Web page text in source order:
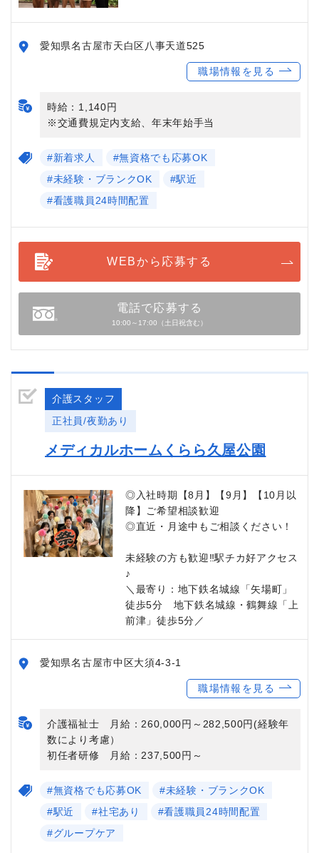
愛知県名古屋市天白区八事天道525
職場情報を見る
時給：1,140円
※交通費規定内支給、年末年始手当
#新着求人
#無資格でも応募OK
#未経験・ブランクOK
#駅近
#看護職員24時間配置
WEBから応募する
電話で応募する
10:00～17:00（土日祝含む）
介護スタッフ
正社員/夜勤あり
メディカルホームくらら久屋公園
◎入社時期【8月】【9月】【10月以
降】ご希望相談歓迎
◎直近・月途中もご相談ください！
未経験の方も歓迎‼駅チカ好アクセス
♪
＼最寄り：地下鉄名城線「矢場町」
徒歩5分 地下鉄名城線・鶴舞線「上
前津」徒歩5分／
愛知県名古屋市中区大須4-3-1
職場情報を見る
介護福祉士 月給：260,000円～282,500円(経験年
数により考慮）
初任者研修 月給：237,500円～
#無資格でも応募OK
#未経験・ブランクOK
#駅近
#社宅あり
#看護職員24時間配置
#グループケア